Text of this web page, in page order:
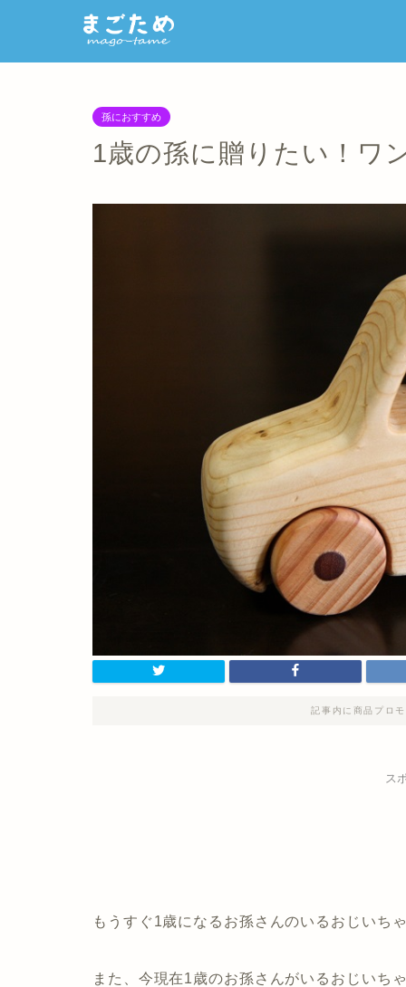
孫におすすめ
1歳の孫に贈りたい！ワ
記事内に商品プロ
ス
もうすぐ1歳になるお孫さんのいるおじいち
また、今現在1歳のお孫さんがいるおじいち